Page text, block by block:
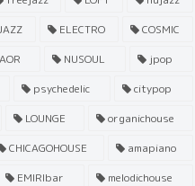
ELECTRO
COSMIC
NUSOUL
jpop
psychedelic
citypop
LOUNGE
organichouse
CHICAGOHOUSE
amapiano
EMIRIbar melodichouse